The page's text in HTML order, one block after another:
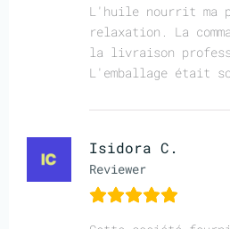
L'huile nourrit ma
relaxation. La
la livraison
L'emballage était
Isidora C.
Reviewer